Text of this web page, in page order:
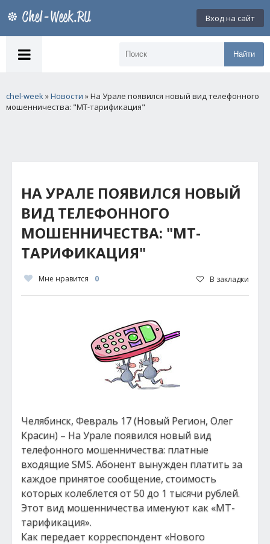
Вход на сайт
Найти
chel-week»Новости » На Урале появился новый вид телефонного
мошенничества: "МТ-тарификация"
НА УРАЛЕ ПОЯВИЛСЯ НОВЫЙ
ВИД ТЕЛЕФОННОГО
МОШЕННИЧЕСТВА: "МТ-
ТАРИФИКАЦИЯ"
Мне нравится 0 В закладки
Челябинск, Февраль 17 (Новый Регион, Олег
Красин) – На Урале появился новый вид
телефонного мошенничества: платные
входящие SMS. Абонент вынужден платить за
каждое принятое сообщение, стоимость
которых колеблется от 50 до 1 тысячи рублей.
Этот вид мошенничества именуют как «МТ-
тарификация».
Как передает корреспондент «Нового